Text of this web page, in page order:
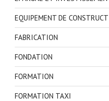
EQUIPEMENT DE
FABRICATION
FONDATION
FORMATION
FORMATION TAXI